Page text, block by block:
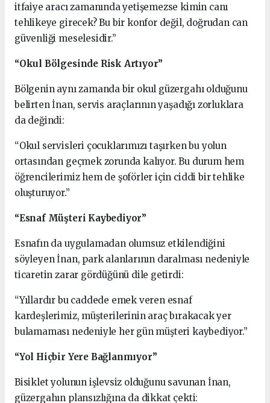
itfaiye aracı zamanında yetişemezse kimin canı
tehlikeye girecek? Bu bir konfor değil, doğrudan can
güvenliği meselesidir.”
“Okul Bölgesinde Risk Artıyor”
Bölgenin aynı zamanda bir okul güzergahı olduğunu
belirten İnan, servis araçlarının yaşadığı zorluklara
da değindi:
“Okul servisleri çocuklarımızı taşırken bu yolun
ortasından geçmek zorunda kalıyor. Bu durum hem
öğrencilerimiz hem de şoförler için ciddi bir tehlike
oluşturuyor.”
“Esnaf Müşteri Kaybediyor”
Esnafın da uygulamadan olumsuz etkilendiğini
söyleyen İnan, park alanlarının daralması nedeniyle
ticaretin zarar gördüğünü dile getirdi:
“Yıllardır bu caddede emek veren esnaf
kardeşlerimiz, müşterilerinin araç bırakacak yer
bulamaması nedeniyle her gün müşteri kaybediyor.”
“Yol Hiçbir Yere Bağlanmıyor”
Bisiklet yolunun işlevsiz olduğunu savunan İnan,
güzergahın plansızlığına da dikkat çekti: